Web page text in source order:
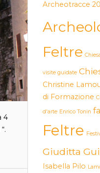
4
Archeotracce
Feltre
visite guidate
Christine
di Formazione
d'arte Enrico Tonin
Feltre
Giuditta
Isabella Pilo